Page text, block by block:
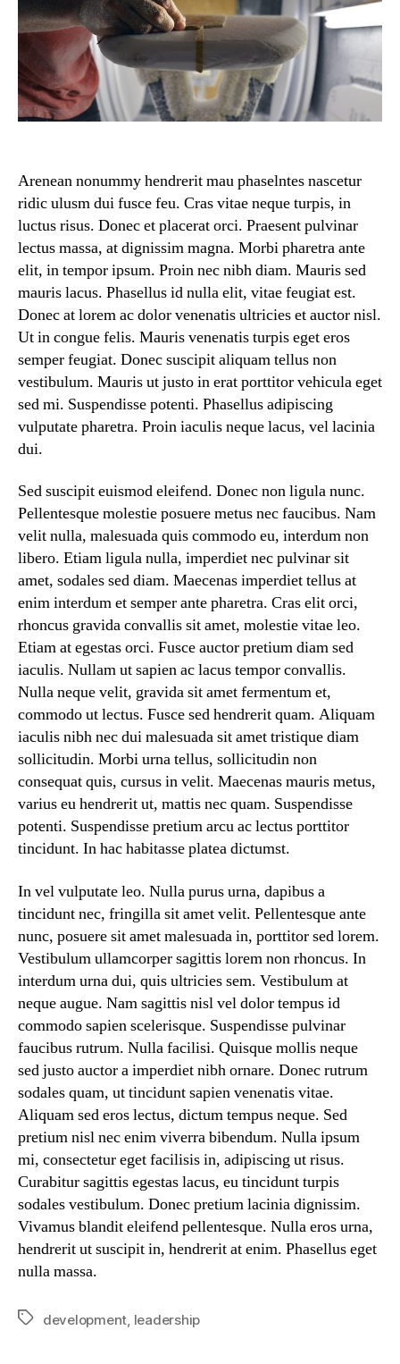
Arenean nonummy hendrerit mau phaselntes nascetur
ridic ulusm dui fusce feu. Cras vitae neque turpis, in
luctus risus. Donec et placerat orci. Praesent pulvinar
lectus massa, at dignissim magna. Morbi pharetra ante
elit, in tempor ipsum. Proin nec nibh diam. Mauris sed
mauris lacus. Phasellus id nulla elit, vitae feugiat est.
Donec at lorem ac dolor venenatis ultricies et auctor nisl.
Ut in congue felis. Mauris venenatis turpis eget eros
semper feugiat. Donec suscipit aliquam tellus non
vestibulum. Mauris ut justo in erat porttitor vehicula eget
sed mi. Suspendisse potenti. Phasellus adipiscing
vulputate pharetra. Proin iaculis neque lacus, vel lacinia
dui.
Sed suscipit euismod eleifend. Donec non ligula nunc.
Pellentesque molestie posuere metus nec faucibus. Nam
velit nulla, malesuada quis commodo eu, interdum non
libero. Etiam ligula nulla, imperdiet nec pulvinar sit
amet, sodales sed diam. Maecenas imperdiet tellus at
enim interdum et semper ante pharetra. Cras elit orci,
rhoncus gravida convallis sit amet, molestie vitae leo.
Etiam at egestas orci. Fusce auctor pretium diam sed
iaculis. Nullam ut sapien ac lacus tempor convallis.
Nulla neque velit, gravida sit amet fermentum et,
commodo ut lectus. Fusce sed hendrerit quam. Aliquam
iaculis nibh nec dui malesuada sit amet tristique diam
sollicitudin. Morbi urna tellus, sollicitudin non
consequat quis, cursus in velit. Maecenas mauris metus,
varius eu hendrerit ut, mattis nec quam. Suspendisse
potenti. Suspendisse pretium arcu ac lectus porttitor
tincidunt. In hac habitasse platea dictumst.
In vel vulputate leo. Nulla purus urna, dapibus a
tincidunt nec, fringilla sit amet velit. Pellentesque ante
nunc, posuere sit amet malesuada in, porttitor sed lorem.
Vestibulum ullamcorper sagittis lorem non rhoncus. In
interdum urna dui, quis ultricies sem. Vestibulum at
neque augue. Nam sagittis nisl vel dolor tempus id
commodo sapien scelerisque. Suspendisse pulvinar
faucibus rutrum. Nulla facilisi. Quisque mollis neque
sed justo auctor a imperdiet nibh ornare. Donec rutrum
sodales quam, ut tincidunt sapien venenatis vitae.
Aliquam sed eros lectus, dictum tempus neque. Sed
pretium nisl nec enim viverra bibendum. Nulla ipsum
mi, consectetur eget facilisis in, adipiscing ut risus.
Curabitur sagittis egestas lacus, eu tincidunt turpis
sodales vestibulum. Donec pretium lacinia dignissim.
Vivamus blandit eleifend pellentesque. Nulla eros urna,
hendrerit ut suscipit in, hendrerit at enim. Phasellus eget
nulla massa.
development, leadership